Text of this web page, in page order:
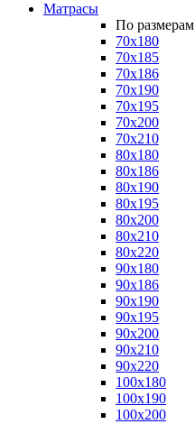
Матрасы
По размерам
70x180
70x185
70x186
70x190
70x195
70x200
70x210
80x180
80x186
80x190
80x195
80x200
80x210
80x220
90x180
90x186
90x190
90x195
90x200
90x210
90x220
100x180
100x190
100x200